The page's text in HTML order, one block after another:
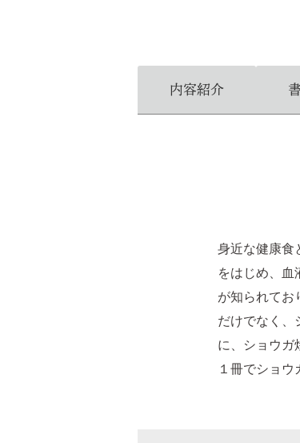
内容紹介
身近な健康食
をはじめ、血
が知られてお
だけでなく、
に、ショウガ
１冊でショウ